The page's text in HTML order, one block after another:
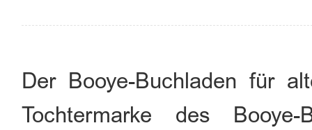
Der Booye-Buchladen für
Tochtermarke des